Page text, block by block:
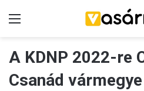
A KDNP 2022-re
Csanád